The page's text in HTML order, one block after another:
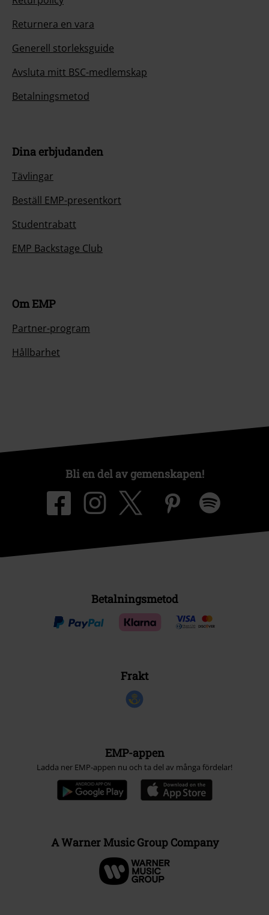
Returnera en vara
Generell storleksguide
Avsluta mitt BSC-medlemskap
Betalningsmetod
Dina erbjudanden
Tävlingar
Beställ EMP-presentkort
Studentrabatt
EMP Backstage Club
Om EMP
Partner-program
Hållbarhet
Bli en del av gemenskapen!
Betalningsmetod
Frakt
EMP-appen
Ladda ner EMP-appen nu och ta del av många fördelar!
A Warner Music Group Company